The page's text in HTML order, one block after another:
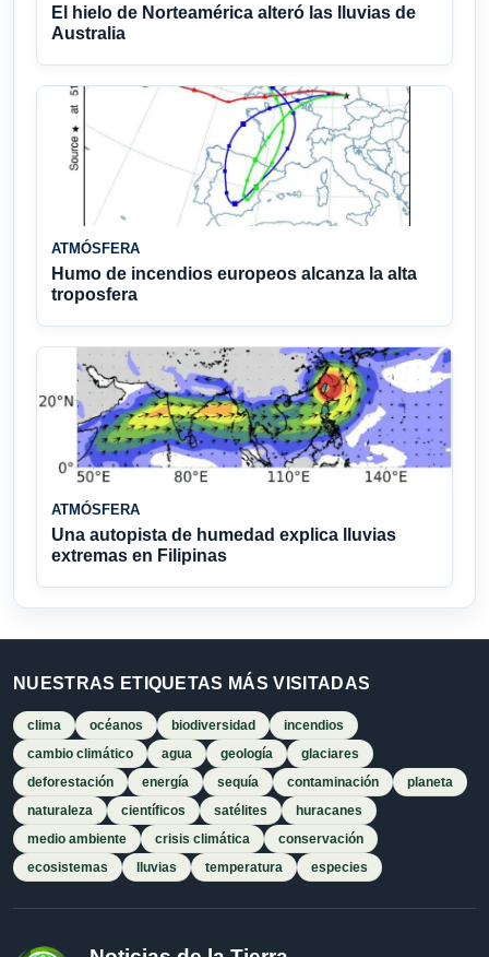
El hielo de Norteamérica alteró las lluvias de
Australia
ATMÓSFERA
Humo de incendios europeos alcanza la alta
troposfera
ATMÓSFERA
Una autopista de humedad explica lluvias
extremas en Filipinas
NUESTRAS ETIQUETAS MÁS VISITADAS
clima océanos biodiversidad
incendios
cambio climático
agua geología
glaciares
deforestación
energía sequía contaminación
planeta
naturaleza
científicos satélites
huracanes
medio ambiente
crisis climática
conservación
ecosistemas
lluvias temperatura especies